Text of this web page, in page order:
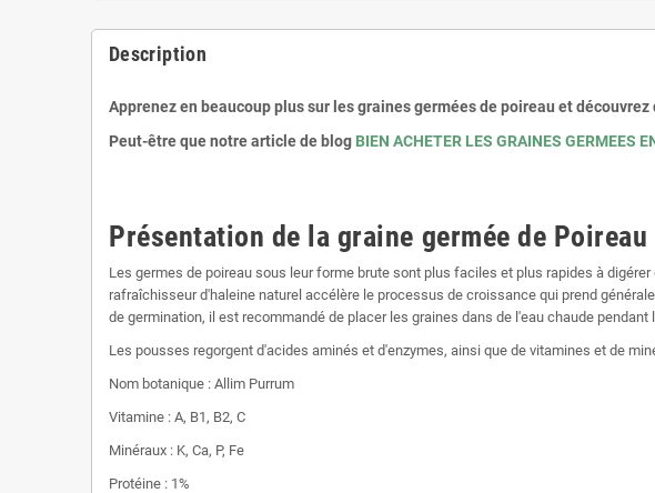
Description
Apprenez en beaucoup plus sur les graines germées de poireau et
Peut-être que notre article de blog BIEN ACHETER LES GRAINES GERMEES
Présentation de la graine germée de Poireau
Les germes de poireau sous leur forme brute sont plus faciles et plus rapides à
rafraîchisseur d'haleine naturel accélère le processus de croissance qui prend
de germination, il est recommandé de placer les graines dans de l'eau chaude
Les pousses regorgent d'acides aminés et d'enzymes, ainsi que de vitamines et de
Nom botanique : Allim Purrum
Vitamine : A, B1, B2, C
Minéraux : K, Ca, P, Fe
Protéine : 1%